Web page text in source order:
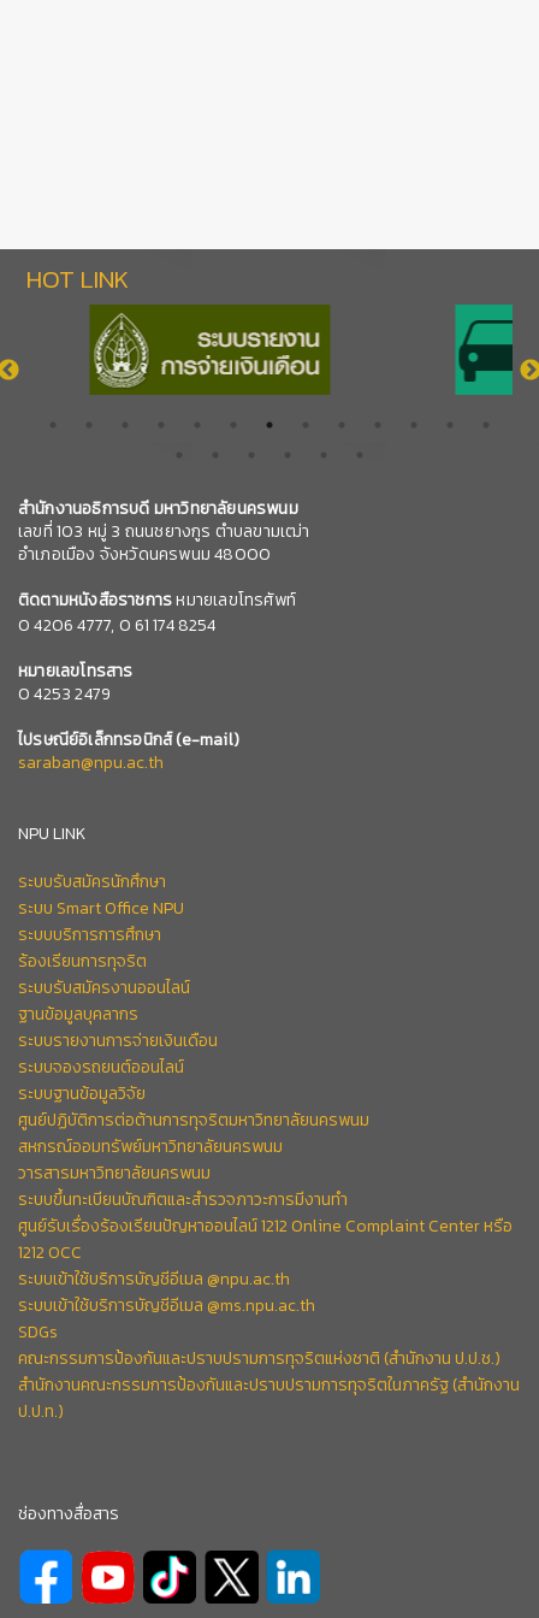
HOT LINK
สำนักงานอธิการบดี มหาวิทยาลัยนครพนม
เลขที่ 103 หมู่ 3 ถนนชยางกูร ตำบลขามเฒ่า
อำเภอเมือง จังหวัดนครพนม 48000
ติดตามหนังสือราชการหมายเลขโทรศัพท์
04206 4777, 0 61 174 8254
หมายเลขโทรสาร
0 4253 2479
ไปรษณีย์อิเล็กทรอนิกส์(e-mail)
saraban@npu.ac.th
NPU LINK
ระบบรับสมัครนักศึกษา
ระบบ Smart Office NPU
ระบบบริการการศึกษา
ร้องเรียนการทุจริต
ระบบรับสมัครงานออนไลน์
ฐานข้อมูลบุคลากร
ระบบรายงานการจ่ายเงินเดือน
ระบบจองรถยนต์ออนไลน์
ระบบฐานข้อมูลวิจัย
ศูนย์ปฏิบัติการต่อต้านการทุจริตมหาวิทยาลัยนครพนม
สหกรณ์ออมทรัพย์มหาวิทยาลัยนครพนม
วารสารมหาวิทยาลัยนครพนม
ระบบขึ้นทะเบียนบัณฑิตและสำรวจภาวะการมีงานทำ
ศูนย์รับเรื่องร้องเรียนปัญหาออนไลน์ 1212 Online Complaint Center หรือ
1212 OCC
ระบบเข้าใช้บริการบัญชีอีเมล @npu.ac.th
ระบบเข้าใช้บริการบัญชีอีเมล @ms.npu.ac.th
SDGs
คณะกรรมการป้องกันและปราบปรามการทุจริตแห่งชาติ (สำนักงาน ป.ป.ช.)
สำนักงานคณะกรรมการป้องกันและปราบปรามการทุจริตในภาครัฐ (สำนักงาน
ป.ป.ท.)
ช่องทางสื่อสาร